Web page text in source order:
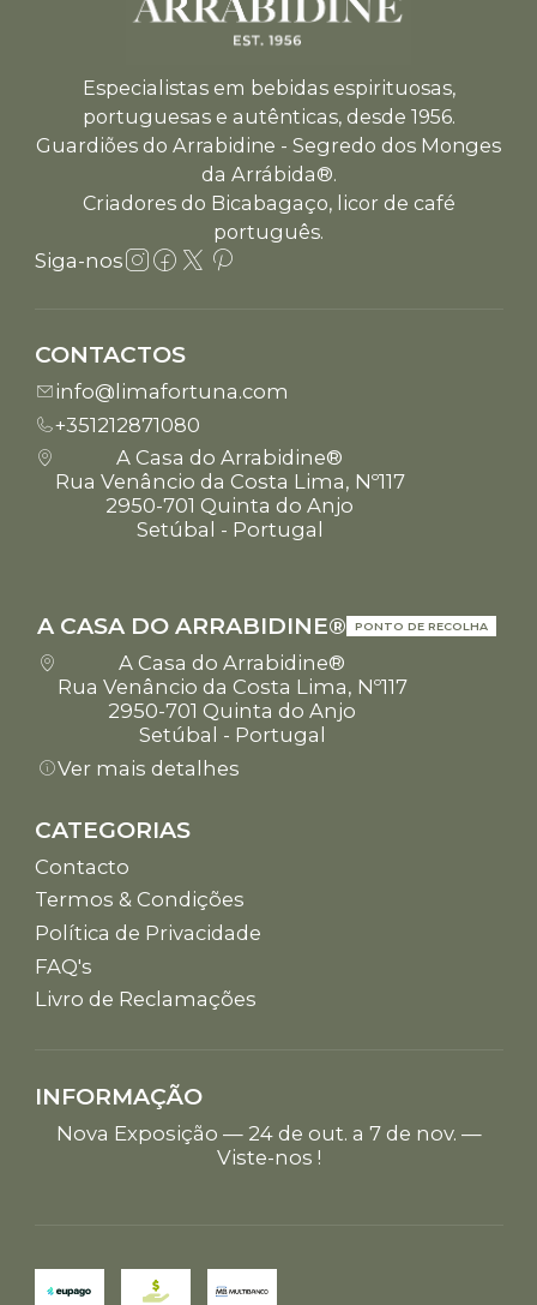
Especialistas em bebidas espirituosas,
portuguesas e autênticas, desde 1956.
Guardiões do Arrabidine - Segredo dos Monges
da Arrábida®.
Criadores do Bicabagaço, licor de café
português.
Siga-nos
CONTACTOS
info@limafortuna.com
+351212871080
A Casa do Arrabidine®
Rua Venâncio da Costa Lima, Nº117
2950-701 Quinta do Anjo
Setúbal - Portugal
A CASA DO ARRABIDINE® PONTO DE RECOLHA
A Casa do Arrabidine®
Rua Venâncio da Costa Lima, Nº117
2950-701 Quinta do Anjo
Setúbal - Portugal
Ver mais detalhes
CATEGORIAS
Contacto
Termos & Condições
Política de Privacidade
FAQ's
Livro de Reclamações
INFORMAÇÃO
Nova Exposição — 24 de out. a 7 de nov. —
Viste-nos !